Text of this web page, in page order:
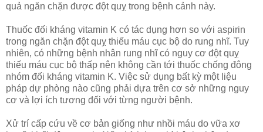
quả ngăn chặn được đột quỵ trong bệnh cảnh này.
Thuốc đối kháng vitamin K có tác dụng hơn so với aspirin
trong ngăn chặn đột quỵ thiếu máu cục bộ do rung nhĩ. Tuy
nhiên, có những bệnh nhân rung nhĩ có nguy cơ đột quỵ
thiếu máu cục bộ thấp nên không cần tới thuốc chống đông
nhóm đối kháng vitamin K. Việc sử dụng bất kỳ một liệu
pháp dự phòng nào cũng phải dựa trên cơ sở những nguy
cơ và lợi ích tương đối với từng người bệnh.
Xử trí cấp cứu về cơ bản giống như nhồi máu do vữa xơ